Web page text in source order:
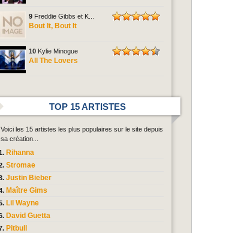
9 Freddie Gibbs et K...
Bout It, Bout It
10 Kylie Minogue
All The Lovers
TOP 15 ARTISTES
Voici les 15 artistes les plus populaires sur le site depuis
sa création...
Rihanna
Stromae
Justin Bieber
Maître Gims
Lil Wayne
David Guetta
Pitbull